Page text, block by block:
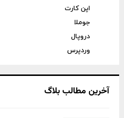
اپن کارت
جوملا
دروپال
وردپرس
آخرین مطالب بلاگ